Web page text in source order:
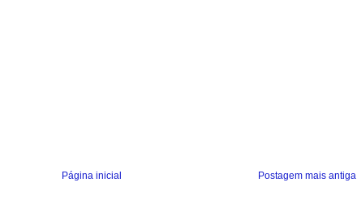
Postagem mais antiga
Página inicial